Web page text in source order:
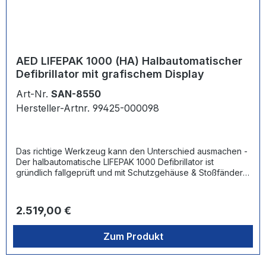
AED LIFEPAK 1000 (HA) Halbautomatischer
Defibrillator mit grafischem Display
Art-Nr. SAN-8550
Hersteller-Artnr. 99425-000098
Das richtige Werkzeug kann den Unterschied ausmachen -
Der halbautomatische LIFEPAK 1000 Defibrillator ist
gründlich fallgeprüft und mit Schutzgehäuse & Stoßfändern
Fahrzeugen ausgelegt. - Laute Sprachansagen und
Grafiken auf dem Bildschirm bieten eine klare Anleitung
zum Anbringen der Elektroden und Auslösen eines
Defibrillatoren und -Monitoren beschleunigt den Übergang
zur nächsten Versorgungsstufe. - Die exklusive cprMAX™
Regulärer Preis:
2.519,00 €
Zum Produkt